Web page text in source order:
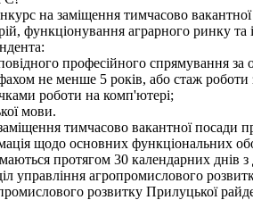
на заміщення тимчасово
функціонування аграрного ринку та
професійного спрямування за
не менше 5 років, або стаж
роботи на комп'ютері;
мови.
тимчасово вакантної посади
щодо основних функціональних
протягом 30 календарних днів з
управління агропромислового
розвитку Прилуцької